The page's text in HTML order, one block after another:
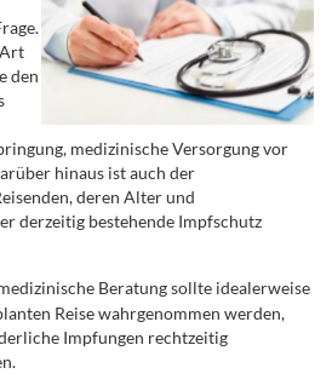
den
medizinische Versorgung vor
hinaus ist auch der
deren Alter und
derzeitig bestehende Impfschutz
Beratung sollte idealerweise
Reise wahrgenommen werden,
Impfungen rechtzeitig